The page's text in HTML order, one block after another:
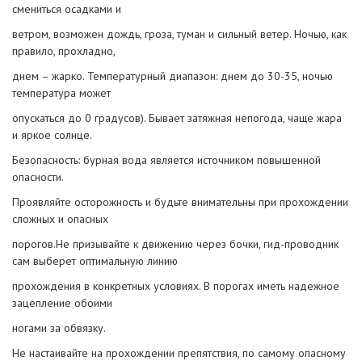
смениться осадками и
ветром, возможен дождь, гроза, туман и сильный ветер. Ночью, как
правило, прохладно,
днем – жарко. Температурный диапазон: днем до 30-35, ночью
температура может
опускаться до 0 градусов). Бывает затяжная непогода, чаще жара
и яркое солнце.
Безопасность: бурная вода является источником повышенной
опасности.
Проявляйте осторожность и будьте внимательны при прохождении
сложных и опасных
порогов.Не призывайте к движению через бочки, гид-проводник
сам выберет оптимальную линию
прохождения в конкретных условиях. В порогах иметь надежное
зацепление обоими
ногами за обвязку.
Не настаивайте на прохождении препятствия, по самому опасному